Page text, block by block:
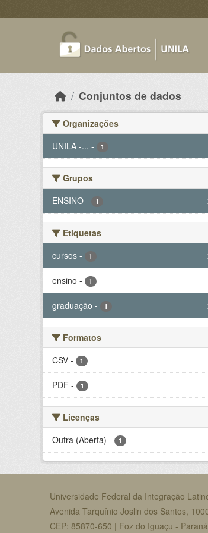
Conjuntos de dados
Organizações
UNILA -... - 1
Grupos
ENSINO - 1
Etiquetas
cursos - 1
ensino - 1
graduação - 1
Formatos
CSV - 1
PDF - 1
Licenças
Outra (Aberta) - 1
Universidade Federal da Integração
Avenida Tarquínio Joslin dos Santos,
CEP: 85870-650 | Foz do Iguaçu - Paraná